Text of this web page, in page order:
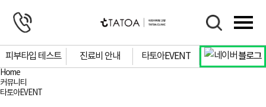
# 팔자주름
피부타입 테스트 진료비 안내 타토아EVENT 블로그
Home
커뮤니티
타토아EVENT